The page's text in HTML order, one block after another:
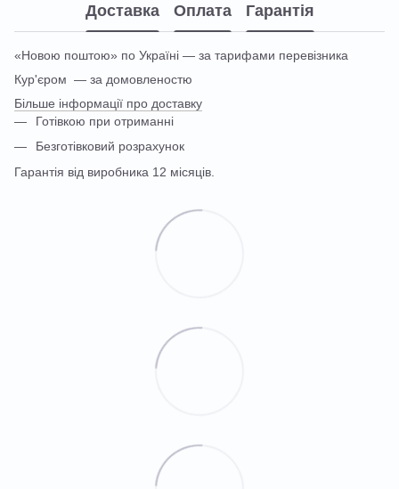
Доставка Оплата Гарантія
«Новою поштою» по Україні — за тарифами перевізника
Кур'єром — за домовленостю
Більше інформації про доставку
Готівкою при отриманні
Безготівковий розрахунок
Гарантія від виробника 12 місяців.